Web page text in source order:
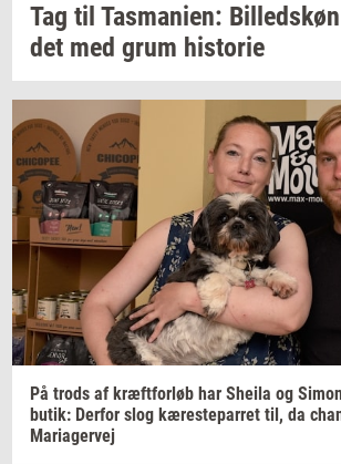
Tag til Tas­ma­ni­en: Bil­leds­køn
det med grum hi­sto­rie
På trods af kræft­for­løb har Sheila og
butik: Der­for slog kæ­re­ste­par­ret til, da
Ma­ri­a­ger­vej